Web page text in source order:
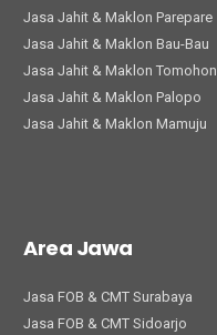
Jasa Jahit & Maklon Parepare
Jasa Jahit & Maklon Bau-Bau
Jasa Jahit & Maklon Tomohon
Jasa Jahit & Maklon Palopo
Jasa Jahit & Maklon Mamuju
Area Jawa
Jasa FOB & CMT Surabaya
Jasa FOB & CMT Sidoarjo